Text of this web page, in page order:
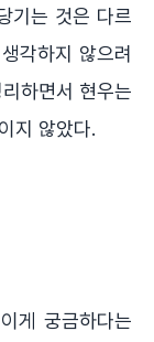
기는 것은 다르
각하지 않으려
하면서 현우는
지 않았다.
게 궁금하다는